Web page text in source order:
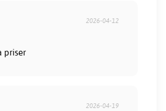
2026-04-12
priser
2026-04-19